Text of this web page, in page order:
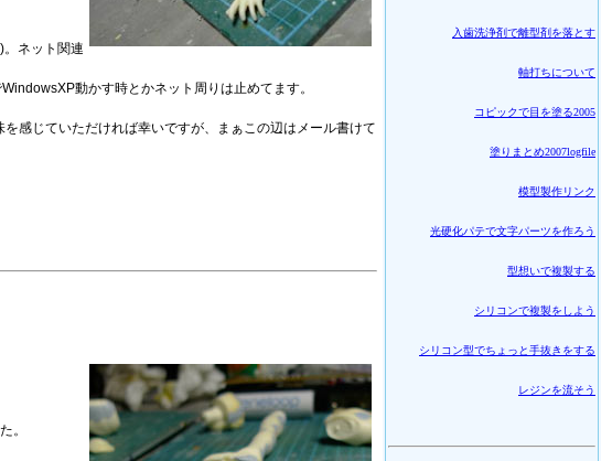
ネット関連
動かす時とかネット周りは止めてます。
感じていただければ幸いですが、まぁこの辺はメール書けて
。
入歯洗浄剤で離型剤を落とす
軸打ちについて
コピックで目を塗る2005
塗りまとめ2007logfile
模型製作リンク
光硬化パテで文字パーツを作ろう
型想いで複製する
シリコンで複製をしよう
シリコン型でちょっと手抜きをする
レジンを流そう